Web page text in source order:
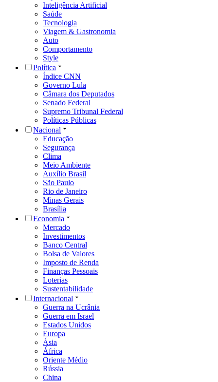
Inteligência Artificial
Saúde
Tecnologia
Viagem & Gastronomia
Auto
Comportamento
Style
Política
Índice CNN
Governo Lula
Câmara dos Deputados
Senado Federal
Supremo Tribunal Federal
Políticas Públicas
Nacional
Educação
Segurança
Clima
Meio Ambiente
Auxílio Brasil
São Paulo
Rio de Janeiro
Minas Gerais
Brasília
Economia
Mercado
Investimentos
Banco Central
Bolsa de Valores
Imposto de Renda
Finanças Pessoais
Loterias
Sustentabilidade
Internacional
Guerra na Ucrânia
Guerra em Israel
Estados Unidos
Europa
Ásia
África
Oriente Médio
Rússia
China